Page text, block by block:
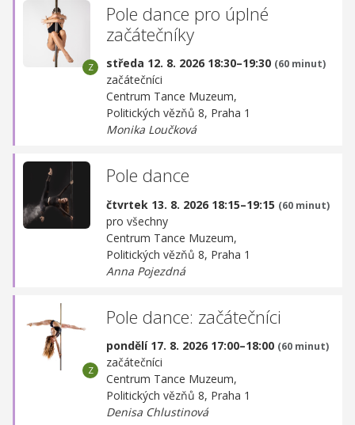
Pole dance pro úplné
začátečníky
středa 12. 8. 2026 18:30–19:30 (60 minut)
začátečníci
Centrum Tance Muzeum,
Politických vězňů 8, Praha 1
Monika Loučková
Pole dance
čtvrtek 13. 8. 2026 18:15–19:15 (60 minut)
pro všechny
Centrum Tance Muzeum,
Politických vězňů 8, Praha 1
Anna Pojezdná
Pole dance: začátečníci
pondělí 17. 8. 2026 17:00–18:00 (60 minut)
začátečníci
Centrum Tance Muzeum,
Politických vězňů 8, Praha 1
Denisa Chlustinová